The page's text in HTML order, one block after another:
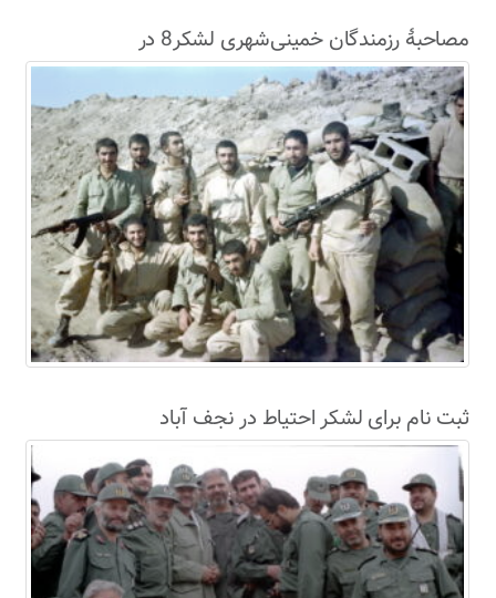
مصاحبۀ رزمندگان خمینی‌شهری لشکر8 در
سال63+فیلم
ثبت نام برای لشکر احتیاط در نجف آباد